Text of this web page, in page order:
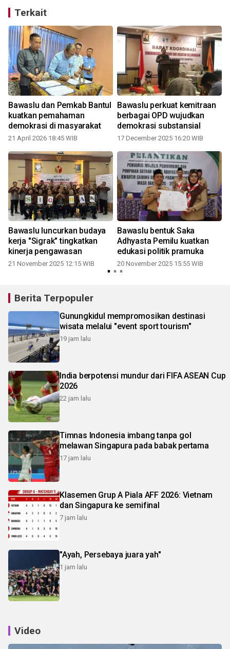
Terkait
Bawaslu dan Pemkab Bantul
kuatkan pemahaman
demokrasi di masyarakat
21 April 2026 18:45 WIB
Bawaslu perkuat kemitraan
berbagai OPD wujudkan
demokrasi substansial
17 December 2025 16:20 WIB
Bawaslu luncurkan budaya
kerja "Sigrak" tingkatkan
kinerja pengawasan
21 November 2025 12:15 WIB
Bawaslu bentuk Saka
Adhyasta Pemilu kuatkan
edukasi politik pramuka
20 November 2025 15:55 WIB
Berita Terpopuler
Gunungkidul mempromosikan destinasi
wisata melalui "event sport tourism"
19 jam lalu
India berpotensi mundur dari FIFA ASEAN Cup
2026
22 jam lalu
Timnas Indonesia imbang tanpa gol
melawan Singapura pada babak pertama
17 jam lalu
Klasemen Grup A Piala AFF 2026: Vietnam
dan Singapura ke semifinal
7 jam lalu
"Ayah, Persebaya juara yah"
1 jam lalu
Video